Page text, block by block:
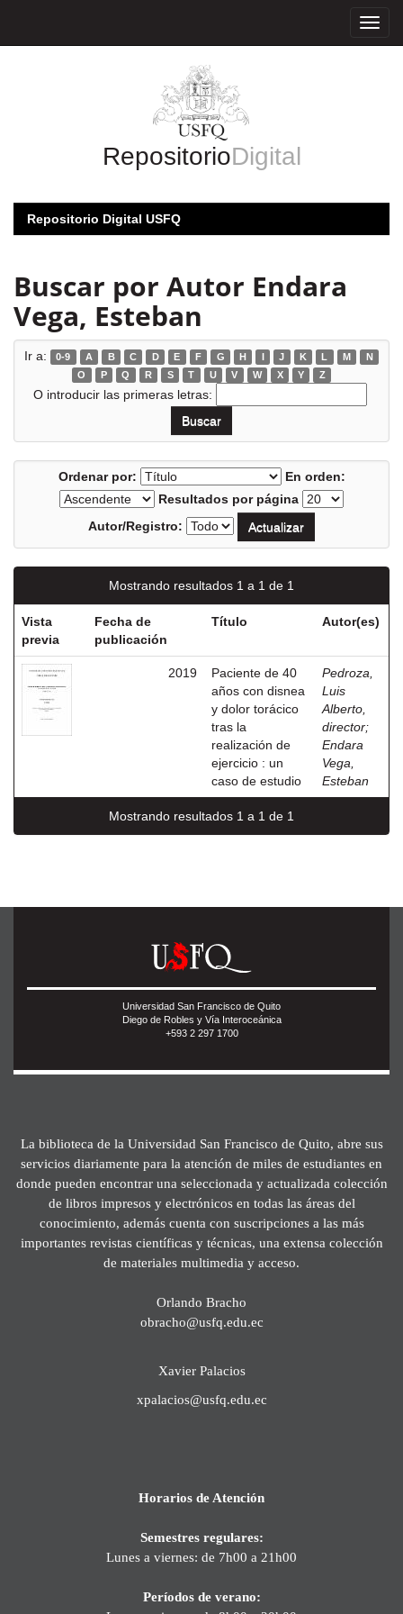
RepositorioDigital
Repositorio Digital USFQ
Buscar por Autor Endara
Vega, Esteban
Ir a: 0-9 A B C D E F G H I J K L M
N
O
P Q R S T U V W X Y Z
O introducir las primeras letras:
Ordenar por:
En orden:
Resultados por página
Autor/Registro:
Mostrando resultados 1 a 1 de 1
Vista
previa
Fecha de
publicación
Título Autor(es)
2019
Paciente de 40
años con disnea
y dolor torácico
tras la
realización de
ejercicio : un
caso de estudio
Pedroza,
Luis
Alberto,
director;
Endara
Vega,
Esteban
Mostrando resultados 1 a 1 de 1
Universidad San Francisco de Quito
Diego de Robles y Vía Interoceánica
+593 2 297 1700
La biblioteca de la Universidad San Francisco de Quito, abre sus
servicios diariamente para la atención de miles de estudiantes en
donde pueden encontrar una seleccionada y actualizada colección
de libros impresos y electrónicos en todas las áreas del
conocimiento, además cuenta con suscripciones a las más
importantes revistas científicas y técnicas, una extensa colección
de materiales multimedia y acceso.
Orlando Bracho
obracho@usfq.edu.ec
Xavier Palacios
xpalacios@usfq.edu.ec
Horarios de Atención
Semestres regulares:
Lunes a viernes: de 7h00 a 21h00
Períodos de verano: